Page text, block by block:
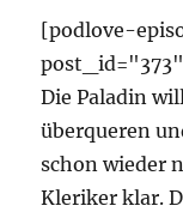
[podlove-
Die Paladin
überqueren
schon wieder
Kleriker klar.